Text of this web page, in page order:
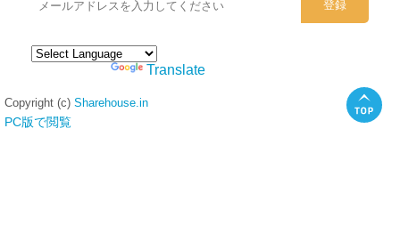
Translate
Copyright (c) Sharehouse.in
PC版で閲覧